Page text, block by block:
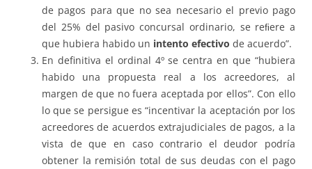
de pagos para que no sea necesario el previo pago
del 25% del pasivo concursal ordinario, se reﬁere a
que hubiera habido un intento efectivo de acuerdo”.
En definitiva el ordinal 4º se centra en que “hubiera
habido una propuesta real a los acreedores, al
margen de que no fuera aceptada por ellos”. Con ello
lo que se persigue es “incentivar la aceptación por los
acreedores de acuerdos extrajudiciales de pagos, a la
vista de que en caso contrario el deudor podría
obtener la remisión total de sus deudas con el pago